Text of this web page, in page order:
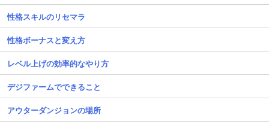
性格スキルのリセマラ
性格ボーナスと変え方
レベル上げの効率的なやり方
デジファームでできること
アウターダンジョンの場所